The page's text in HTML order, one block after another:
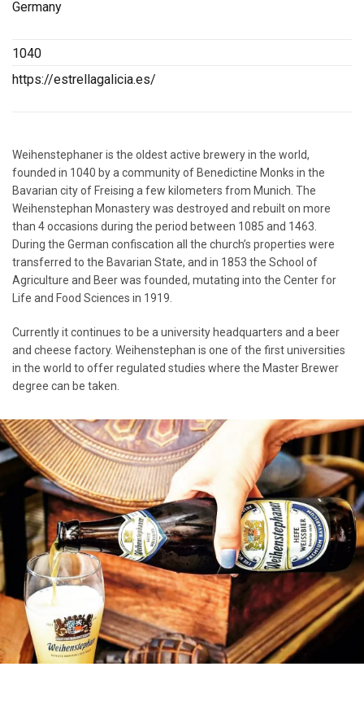
Germany
1040
https://estrellagalicia.es/
Weihenstephaner is the oldest active brewery in the world,
founded in 1040 by a community of Benedictine Monks in the
Bavarian city of Freising a few kilometers from Munich. The
Weihenstephan Monastery was destroyed and rebuilt on more
than 4 occasions during the period between 1085 and 1463.
During the German confiscation all the church’s properties were
transferred to the Bavarian State, and in 1853 the School of
Agriculture and Beer was founded, mutating into the Center for
Life and Food Sciences in 1919.
Currently it continues to be a university headquarters and a beer
and cheese factory. Weihenstephan is one of the first universities
in the world to offer regulated studies where the Master Brewer
degree can be taken.